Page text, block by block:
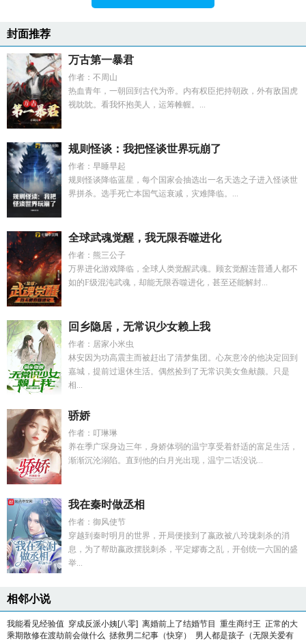
封面推荐
万古第一暴君
作者：不周山
热血青年，一朝回到古代为帝。内有权臣把持朝政，外有敌国虎
视眈眈。看我怀抱美人，运筹帷幄。...
规则怪谈：我把怪谈世界玩崩了
作者：早睡早起
规则怪谈降临蓝星，每个国家会抽选出一名天选之子进入怪谈世
界拼杀。选手死亡本国气运衰减，灾难降临。...
全球武魂觉醒，我无限吞噬进化
作者：熊三公子
万界进化游戏降临，全球人类觉醒武魂。顾玄觉醒连普通人都不
如的F级混沌武魂，却能无限吞噬进化，甚至还能解封...
回乡隐居，无常识少女赖上我
作者：居家小米虫
林安因为功高震主而被赶出了清梦集团。心灰意冷的他决定回到
嘉城，提前过退休生活。偶然捡到了无常识美女鱼献颜。只是
相...
骄娇
作者：叮琳琳
养在季广琛身边三年，身娇体弱的温宁享受着舒适的富足生活，
渐渐沉沦溺陷。直到他的白月光出现，温宁二话没说...
我在秦时做丞相
作者：御风使节
穿越到秦时明月的世界，开局便接到了嬴政被八玲珑刺杀的消
息，为了帮助嬴政摆脱刺杀，平定嫪毐之乱，开创统一六国的盛
举...
相邻小说
我能看见经验值 穿成反派小姨[八零] 离婚前上了结婚节目 重生商纣王 正常的大
乘期散修在渡劫前会做什么 拯救男二纪事（快穿）
男人都是孩子（无限关爱有